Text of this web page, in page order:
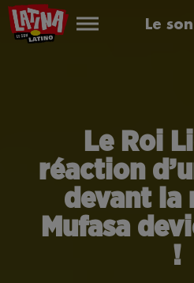
Le
Le Roi
réaction
devant la
Mufasa
!